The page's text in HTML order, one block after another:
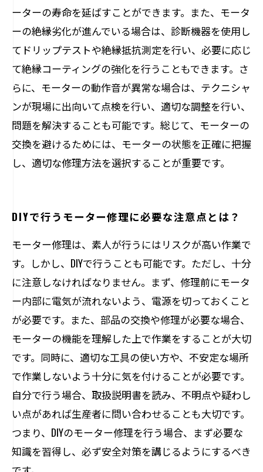
ーターの寿命を延ばすことができます。また、モータ
ーの絶縁劣化が進んでいる場合は、診断機器を使用し
てドリップテストや絶縁抵抗測定を行い、必要に応じ
て絶縁コーティングの強化を行うこともできます。さ
らに、モーターの動作音が異常な場合は、テクニシャ
ンが現場に出向いて点検を行い、適切な調整を行い、
問題を解決することも可能です。総じて、モーターの
交換を避けるためには、モーターの状態を正確に把握
し、適切な修理方法を選択することが重要です。
DIYで行うモーター修理に必要な注意点とは？
モーター修理は、素人が行うにはリスクが高い作業で
す。しかし、DIYで行うことも可能です。ただし、十分
に注意しなければなりません。まず、修理前にモータ
ー内部に電気が流れないよう、電源を切っておくこと
が必要です。また、部品の交換や修理が必要な場合、
モーターの機能を理解した上で作業をすることが大切
です。同時に、適切な工具の使い方や、不安定な場所
で作業しないよう十分に気を付けることが必要です。
自分で行う場合、取扱説明書を読み、不明点や疑わし
い点があれば生産者に問い合わせることも大切です。
つまり、DIYのモーター修理を行う場合、まず必要な
知識を習得し、必ず安全対策を講じるようにするべき